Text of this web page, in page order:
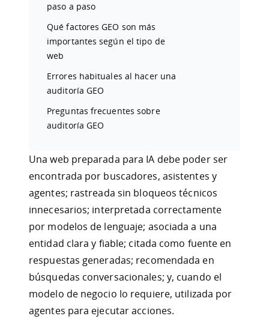
paso a paso
Qué factores GEO son más
importantes según el tipo de
web
Errores habituales al hacer una
auditoría GEO
Preguntas frecuentes sobre
auditoría GEO
Una web preparada para IA debe poder ser
encontrada por buscadores, asistentes y
agentes; rastreada sin bloqueos técnicos
innecesarios; interpretada correctamente
por modelos de lenguaje; asociada a una
entidad clara y fiable; citada como fuente en
respuestas generadas; recomendada en
búsquedas conversacionales; y, cuando el
modelo de negocio lo requiere, utilizada por
agentes para ejecutar acciones.